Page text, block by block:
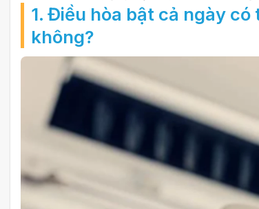
1. Điều hòa bật cả ngày
không?